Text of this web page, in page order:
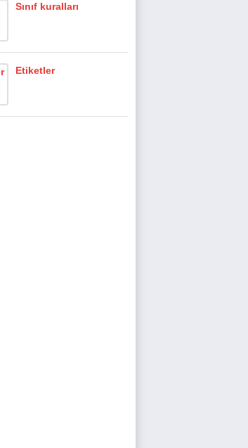
Sınıf kuralları
Etiketler